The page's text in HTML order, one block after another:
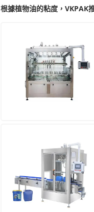
根據植物油的粘度，VKPAK